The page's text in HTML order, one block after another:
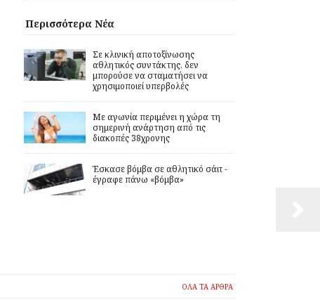
Περισσότερα Νέα
Σε κλινική αποτοξίνωσης
αθλητικός συντάκτης, δεν
μπορούσε να σταματήσει να
χρησιμοποιεί υπερβολές
Με αγωνία περιμένει η χώρα τη
σημερινή ανάρτηση από τις
διακοπές 38χρονης
Έσκασε βόμβα σε αθλητικό σάιτ -
έγραφε πάνω «βόμβα»
ΟΛΑ ΤΑ ΑΡΘΡΑ